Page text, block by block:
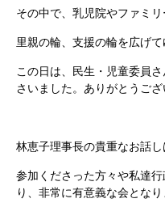
その中で、乳児院やファミリ
里親の輪、支援の輪を広げ
この日は、民生・児童委員
さいました。ありがとうござ
林恵子理事長の貴重なお話し
参加くださった方々や私達
り、非常に有意義な会となり